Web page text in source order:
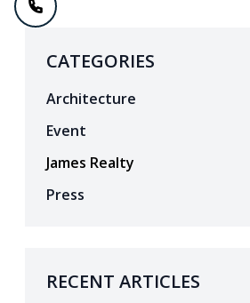
CATEGORIES
Architecture
Event
James Realty
Press
RECENT ARTICLES